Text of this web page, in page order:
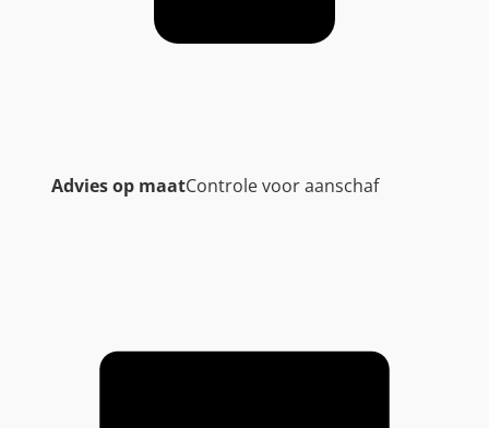
Advies op maatControle voor aanschaf